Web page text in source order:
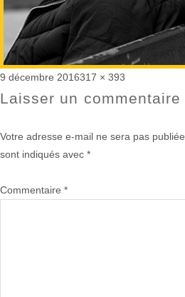
Publié
le
9 décembre 2016Taille
réelle
317 × 393
Laisser un commentaire
Votre adresse e-mail ne sera pas publiée.
sont indiqués avec *
Commentaire *